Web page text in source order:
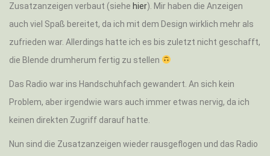
Zusatzanzeigen verbaut (siehe hier). Mir haben die Anzeigen
auch viel Spaß bereitet, da ich mit dem Design wirklich mehr als
zufrieden war. Allerdings hatte ich es bis zuletzt nicht geschafft,
die Blende drumherum fertig zu stellen
Das Radio war ins Handschuhfach gewandert. An sich kein
Problem, aber irgendwie wars auch immer etwas nervig, da ich
keinen direkten Zugriff darauf hatte.
Nun sind die Zusatzanzeigen wieder rausgeflogen und das Radio